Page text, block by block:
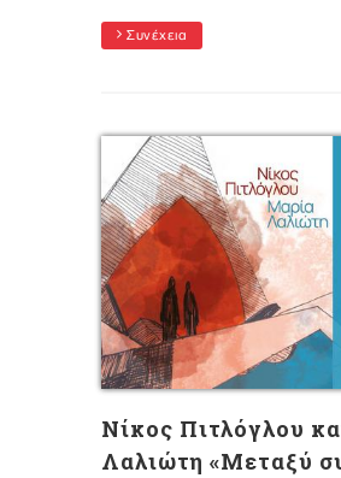
Συνέχεια
Νίκος Πιτλόγλου
Λαλιώτη «Μεταξύ